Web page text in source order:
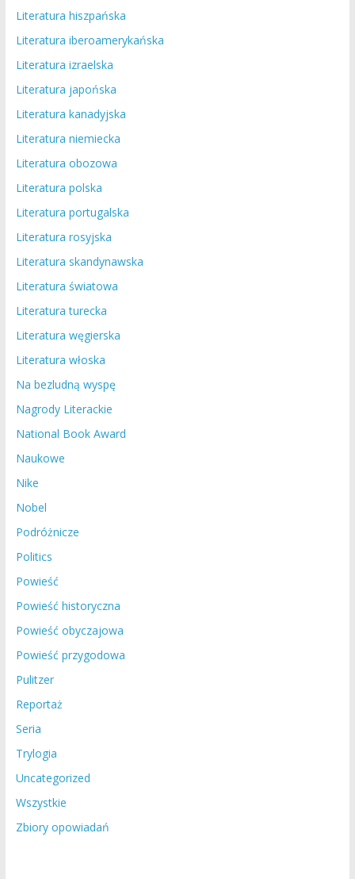
Literatura hiszpańska
Literatura iberoamerykańska
Literatura izraelska
Literatura japońska
Literatura kanadyjska
Literatura niemiecka
Literatura obozowa
Literatura polska
Literatura portugalska
Literatura rosyjska
Literatura skandynawska
Literatura światowa
Literatura turecka
Literatura węgierska
Literatura włoska
Na bezludną wyspę
Nagrody Literackie
National Book Award
Naukowe
Nike
Nobel
Podróżnicze
Politics
Powieść
Powieść historyczna
Powieść obyczajowa
Powieść przygodowa
Pulitzer
Reportaż
Seria
Trylogia
Uncategorized
Wszystkie
Zbiory opowiadań